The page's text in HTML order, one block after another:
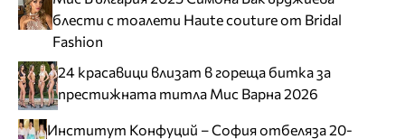
блести с тоалети Haute couture от Bridal
Fashion
24 красавици влизат в гореща битка за
престижната титла Мис Варна 2026
Институт Конфуций – София отбеляза 20-